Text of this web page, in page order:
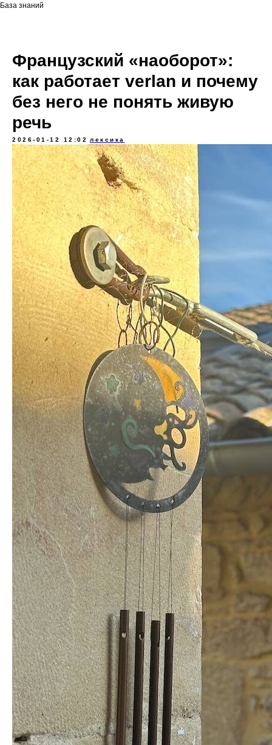
База знаний
Французский «наоборот»:
как работает verlan и почему
без него не понять живую
речь
2026-01-12 12:02 лексика